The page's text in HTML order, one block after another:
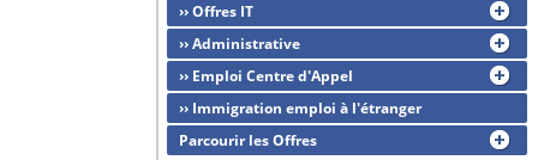
›› Offres IT
›› Administrative
›› Emploi Centre d'Appel
›› Immigration emploi à l'étranger
Parcourir les Offres